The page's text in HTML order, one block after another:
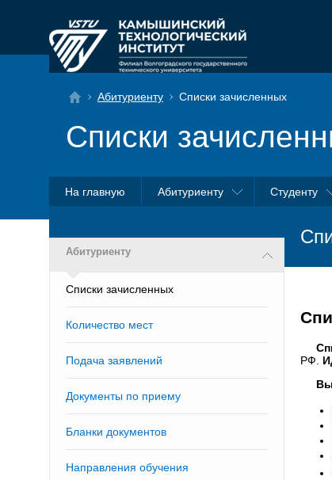
Абитуриенту Списки зачисленных
Списки
На главную Абитуриенту Студенту
Абитуриенту
Списки зачисленных
Количество мест
Подача заявлений
Документы по приему
Бланки документов
Направления обучения
РФ.